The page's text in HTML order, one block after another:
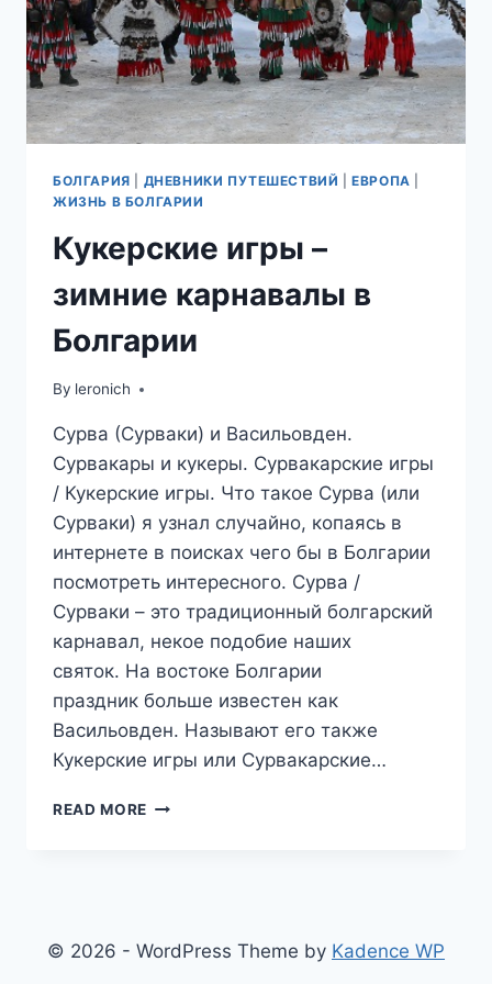
БОЛГАРИЯ ДНЕВНИКИ ПУТЕШЕСТВИЙ |ЕВРОПА
ЖИЗНЬ В БОЛГАРИИ
Кукерские игры –
зимние карнавалы в
Болгарии
By leronich
Сурва (Сурваки) и Васильовден.
Сурвакары и кукеры. Сурвакарские игры
/ Кукерские игры. Что такое Сурва (или
Сурваки) я узнал случайно, копаясь в
интернете в поисках чего бы в Болгарии
посмотреть интересного. Сурва /
Сурваки – это традиционный болгарский
карнавал, некое подобие наших
святок. На востоке Болгарии
праздник больше известен как
Васильовден. Называют его также
Кукерские игры или Сурвакарские…
READ MORE КУКЕРСКИЕ
БОЛГАРИИ
© 2026 - WordPress Theme by Kadence WP